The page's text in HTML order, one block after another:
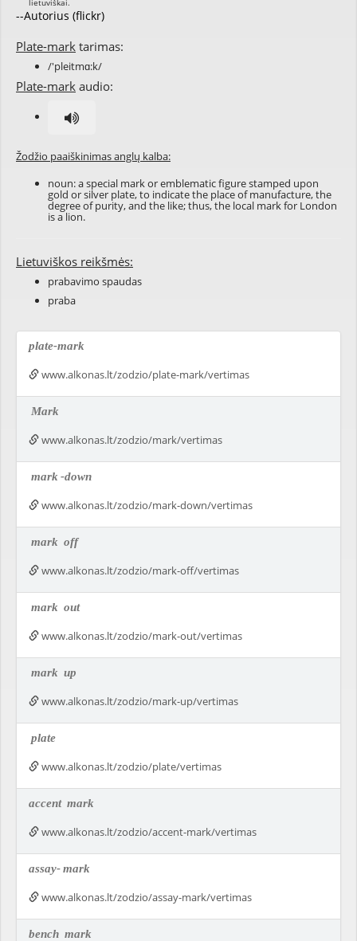
--Autorius (flickr)
Plate-mark tarimas:
/'pleitmɑ:k/
Plate-mark audio:
Žodžio paaiškinimas anglų kalba:
noun: a special mark or emblematic figure stamped upon
gold or silver plate, to indicate the place of manufacture, the
degree of purity, and the like; thus, the local mark for London
is a lion.
Lietuviškos reikšmės:
prabavimo spaudas
praba
plate-mark
www.alkonas.lt/zodzio/plate-mark/vertimas
Mark
www.alkonas.lt/zodzio/mark/vertimas
mark-down
www.alkonas.lt/zodzio/mark-down/vertimas
mark off
www.alkonas.lt/zodzio/mark-off/vertimas
mark out
www.alkonas.lt/zodzio/mark-out/vertimas
mark up
www.alkonas.lt/zodzio/mark-up/vertimas
plate
www.alkonas.lt/zodzio/plate/vertimas
accent mark
www.alkonas.lt/zodzio/accent-mark/vertimas
assay-mark
www.alkonas.lt/zodzio/assay-mark/vertimas
bench mark